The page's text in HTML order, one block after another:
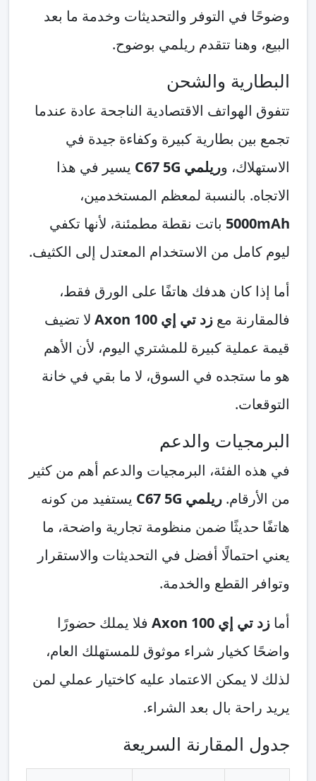
وضوحًا في التوفر والتحديثات وخدمة ما بعد
البيع، وهنا تتقدم ريلمي بوضوح.
البطارية والشحن
تتفوق الهواتف الاقتصادية الناجحة عادة عندما
تجمع بين بطارية كبيرة وكفاءة جيدة في
الاستهلاك، وريلمي C67 5G
يسير في هذا
الاتجاه. بالنسبة لمعظم المستخدمين،
5000mAh باتت نقطة مطمئنة، لأنها تكفي
ليوم كامل من الاستخدام المعتدل إلى الكثيف.
أما إذا كان هدفك هاتفًا على الورق فقط،
فالمقارنة مع زد تي إي Axon 100
لا تضيف
قيمة عملية كبيرة للمشتري اليوم، لأن الأهم
هو ما ستجده في السوق، لا ما بقي في خانة
التوقعات.
البرمجيات والدعم
في هذه الفئة، البرمجيات والدعم أهم من كثير
من الأرقام. ريلمي C67 5G
يستفيد من كونه
هاتفًا حديثًا ضمن منظومة تجارية واضحة، ما
يعني احتمالًا أفضل في التحديثات والاستقرار
وتوافر القطع والخدمة.
أما زد تي إي Axon 100
فلا يملك حضورًا
واضحًا كخيار شراء موثوق للمستهلك العام،
لذلك لا يمكن الاعتماد عليه كاختيار عملي لمن
يريد راحة بال بعد الشراء.
جدول المقارنة السريعة